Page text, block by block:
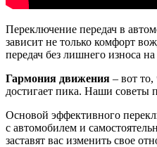
Переключение передач в
зависит не только комфорт
передач без лишнего износа
Гармония движения – вот
достигает пика. Наши советы
Основой эффективного
с автомобилем и
заставят вас изменить свое